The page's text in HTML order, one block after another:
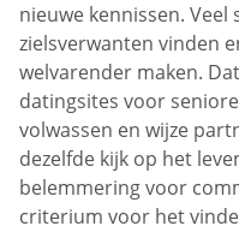
nieuwe kennissen.
zielsverwanten vinden
welvarender maken.
datingsites voor
volwassen en wijze
dezelfde kijk op het
belemmering voor
criterium voor het